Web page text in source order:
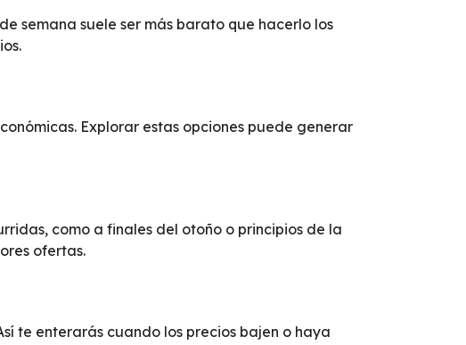
semana suele ser más barato que hacerlo los
Explorar estas opciones puede generar
como a finales del otoño o principios de la
ofertas.
te enterarás cuando los precios bajen o haya